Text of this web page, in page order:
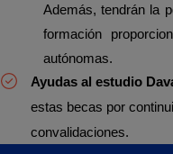
Además, tendrán la
formación
autónomas.
Ayudas al estudio
estas becas por
convalidaciones.